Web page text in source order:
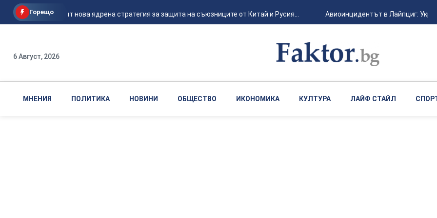
Горещо
САЩ готвят нова ядрена стратегия за защита на съюзниците от Китай и Русия... Авиоинцидентът в Лайпциг:
6 Август, 2026
МНЕНИЯ ПОЛИТИКА НОВИНИ ОБЩЕСТВО ИКОНОМИКА КУЛТУРА ЛАЙФ СТАЙЛ